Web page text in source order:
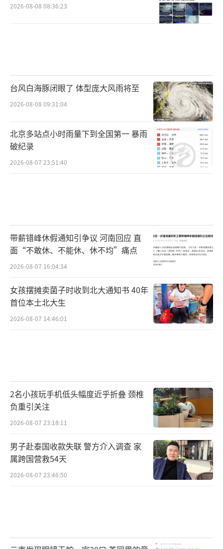
2026-08-08 08:36:23
台风白海豚闭眼了 体型庞大风雨将至
2026-08-08 09:31:04
北京多站点小时雨量下到全国第一 暴雨
破纪录
2026-08-07 23:51:40
带薪错峰休假通知引争议 河南回应 直
面“不敢休、不能休、休不均”痛点
2026-08-07 16:04:34
女孩摆摊卖菌子时收到北大通知书 40年
首位本土北大生
2026-08-07 14:46:01
2名小孩玩手机低头幅度近乎折叠 颈椎
负重引关注
2026-08-07 23:18:11
男子赴泰国收款失联 警方介入调查 家
属跨国营救54天
2026-08-07 23:46:50